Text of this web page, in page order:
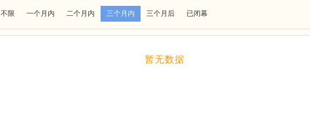
材料 (11) 材料化工 (1) 新材料 (1)
郑州(1) 长春(1)
不限 一个月内 二个月内 三个月内 三个月后 已闭幕
暂无数据